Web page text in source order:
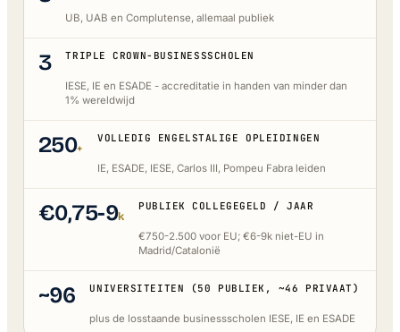
UB, UAB en Complutense, allemaal publiek
3 TRIPLE CROWN-BUSINESSSCHOLEN
IESE, IE en ESADE - accreditatie in handen van minder dan
1% wereldwijd
250+
VOLLEDIG ENGELSTALIGE OPLEIDINGEN
IE, ESADE, IESE, Carlos III, Pompeu Fabra leiden
€0,75-9k
PUBLIEK COLLEGEGELD / JAAR
€750-2.500 voor EU; €6-9k niet-EU in
Madrid/Catalonië
~96 UNIVERSITEITEN (50 PUBLIEK, ~46 PRIVAAT)
plus de losstaande businessscholen IESE, IE en ESADE